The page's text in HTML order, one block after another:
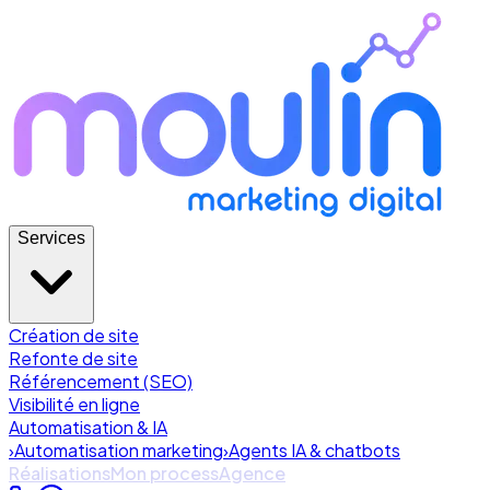
Services
Création de site
Refonte de site
Référencement (SEO)
Visibilité en ligne
Automatisation & IA
›Automatisation marketing›Agents IA & chatbots
RéalisationsMon processAgence